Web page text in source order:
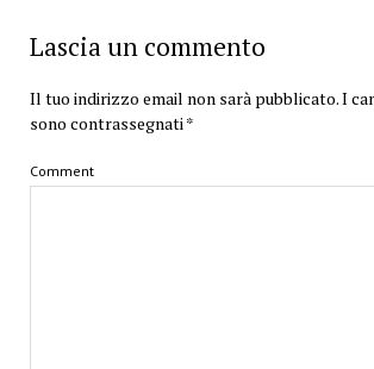
Lascia un commento
Il tuo indirizzo email non sarà pubblicato.I
sono contrassegnati*
Comment